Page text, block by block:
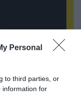
Personal
to third parties, or
information for